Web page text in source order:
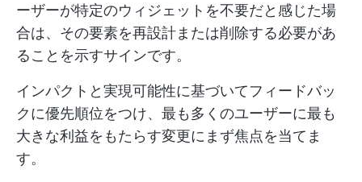
ーザーが特定のウィジェットを不要だと感じた場
合は、その要素を再設計または削除する必要があ
ることを示すサインです。
インパクトと実現可能性に基づいてフィードバッ
クに優先順位をつけ、最も多くのユーザーに最も
大きな利益をもたらす変更にまず焦点を当てま
す。